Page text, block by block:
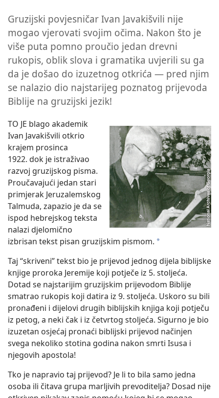
Gruzijski povjesničar Ivan Javakišvili nije
mogao vjerovati svojim očima. Nakon što je
više puta pomno proučio jedan drevni
rukopis, oblik slova i gramatika uvjerili su ga
da je došao do izuzetnog otkrića — pred njim
se nalazio dio najstarijeg poznatog prijevoda
Biblije na gruzijski jezik!
TO JE blago akademik
Ivan Javakišvili otkrio
krajem prosinca
1922. dok je istraživao
razvoj gruzijskog pisma.
Proučavajući jedan stari
primjerak Jeruzalemskog
Talmuda, zapazio je da se
ispod hebrejskog teksta
nalazi djelomično
izbrisan tekst pisan gruzijskim pismom. *
Taj “skriveni” tekst bio je prijevod jednog dijela biblijske
knjige proroka Jeremije koji potječe iz 5. stoljeća.
Dotad se najstarijim gruzijskim prijevodom Biblije
smatrao rukopis koji datira iz 9. stoljeća. Uskoro su bili
pronađeni i dijelovi drugih biblijskih knjiga koji potječu
iz petog, a neki čak i iz četvrtog stoljeća. Sigurno je bio
izuzetan osjećaj pronaći biblijski prijevod načinjen
svega nekoliko stotina godina nakon smrti Isusa i
njegovih apostola!
Tko je napravio taj prijevod? Je li to bila samo jedna
osoba ili čitava grupa marljivih prevoditelja? Dosad nije